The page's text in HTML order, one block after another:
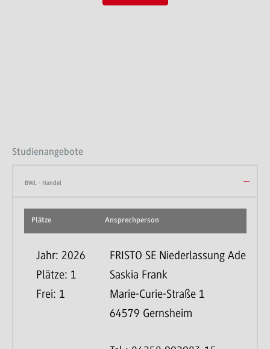
Studienangebote
BWL - Handel
Plätze Ansprechperson
Jahr: 2026
Plätze: 1
Frei: 1
FRISTO SE Niederlassung
Saskia Frank
Marie-Curie-Straße 1
64579 Gernsheim